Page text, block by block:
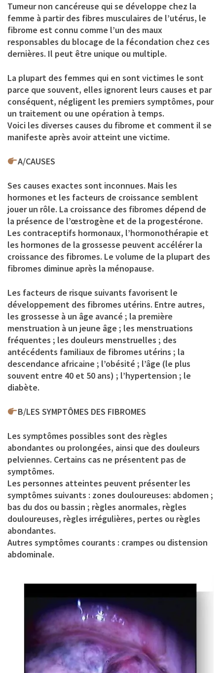
Tumeur non cancéreuse qui se développe chez la
femme à partir des fibres musculaires de l’utérus, le
fibrome est connu comme l’un des maux
responsables du blocage de la fécondation chez ces
dernières. Il peut être unique ou multiple.
La plupart des femmes qui en sont victimes le sont
parce que souvent, elles ignorent leurs causes et par
conséquent, négligent les premiers symptômes, pour
un traitement ou une opération à temps.
Voici les diverses causes du fibrome et comment il se
manifeste après avoir atteint une victime.
A/CAUSES
Ses causes exactes sont inconnues. Mais les
hormones et les facteurs de croissance semblent
jouer un rôle. La croissance des fibromes dépend de
la présence de l’œstrogène et de la progestérone.
Les contraceptifs hormonaux, l’hormonothérapie et
les hormones de la grossesse peuvent accélérer la
croissance des fibromes. Le volume de la plupart des
fibromes diminue après la ménopause.
Les facteurs de risque suivants favorisent le
développement des fibromes utérins. Entre autres,
les grossesse à un âge avancé ; la première
menstruation à un jeune âge ; les menstruations
fréquentes ; les douleurs menstruelles ; des
antécédents familiaux de fibromes utérins ; la
descendance africaine ; l’obésité ; l’âge (le plus
souvent entre 40 et 50 ans) ; l’hypertension ; le
diabète.
B/LES SYMPTÔMES DES FIBROMES
Les symptômes possibles sont des règles
abondantes ou prolongées, ainsi que des douleurs
pelviennes. Certains cas ne présentent pas de
symptômes.
Les personnes atteintes peuvent présenter les
symptômes suivants : zones douloureuses: abdomen ;
bas du dos ou bassin ; règles anormales, règles
douloureuses, règles irrégulières, pertes ou règles
abondantes.
Autres symptômes courants : crampes ou distension
abdominale.